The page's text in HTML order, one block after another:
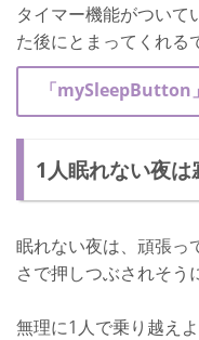
タイマー機能がついて
た後にとまってくれる
「mySleepButton
1人眠れない夜は
眠れない夜は、頑張っ
さで押しつぶされそう
無理に1人で乗り越え